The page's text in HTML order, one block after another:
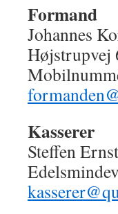
Formand
Johannes
Højstrupvej
Kasserer
Steffen Ernst